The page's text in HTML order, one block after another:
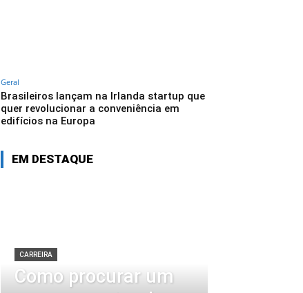
Geral
Brasileiros lançam na Irlanda startup que
quer revolucionar a conveniência em
edifícios na Europa
EM DESTAQUE
CARREIRA
Como procurar um